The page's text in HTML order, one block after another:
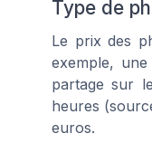
Type de
Le prix des
exemple,
partage sur
heures
euros.